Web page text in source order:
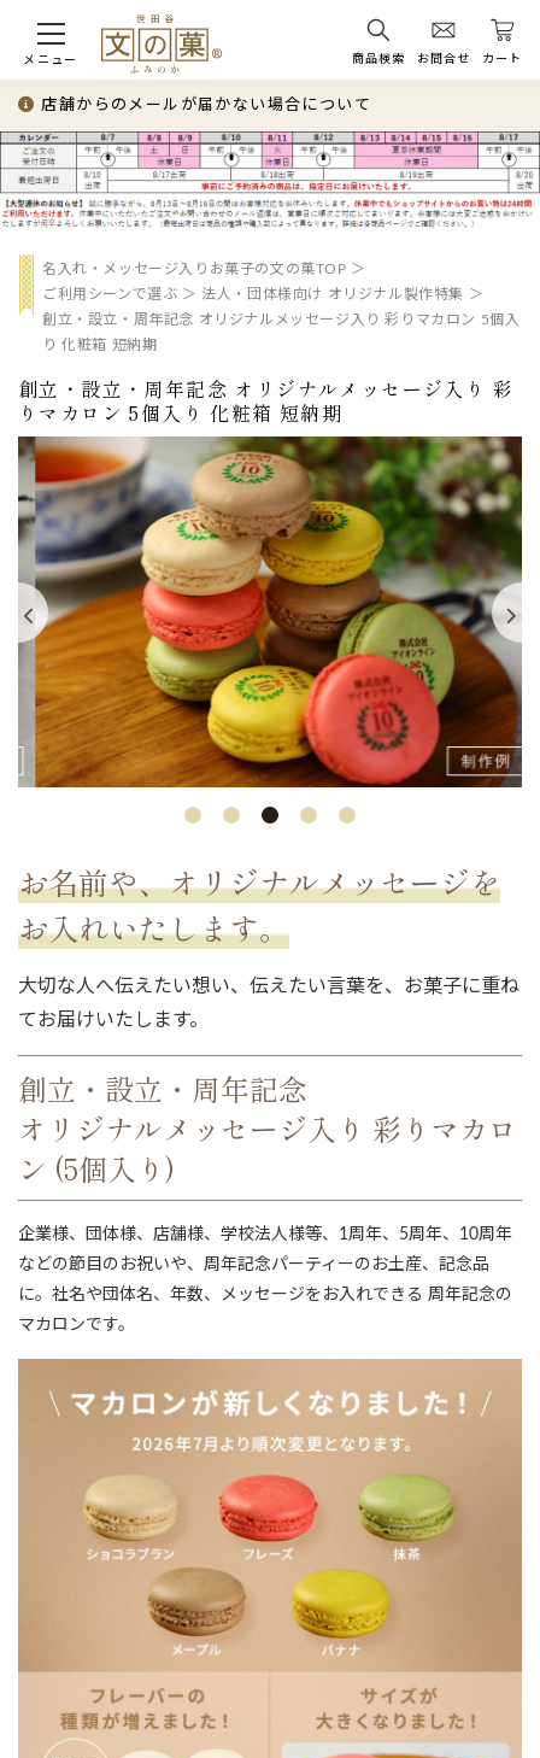
メニュー 商品検索 お問合せ カート
退職・異動の挨拶におすすめのお菓子ギ
フト5選
もらっ
店舗からのメールが届かない場合について
名入れ・メッセージ入りお菓子の文の菓TOP
ご利用シーンで選ぶ
法人・団体様向け オリジナル製作特集
創立・設立・周年記念 オリジナルメッセージ入り 彩りマカロン 5個入
り 化粧箱 短納期
創立・設立・周年記念 オリジナルメッセージ入り 彩
りマカロン 5個入り 化粧箱 短納期
お名前や、オリジナルメッセージを
お入れいたします。
大切な人へ伝えたい想い、伝えたい言葉を、お菓子に重ね
てお届けいたします。
創立・設立・周年記念
オリジナルメッセージ入り 彩りマカロ
ン (5個入り)
企業様、団体様、店舗様、学校法人様等、1周年、5周年、10周年
などの節目のお祝いや、周年記念パーティーのお土産、記念品
に。社名や団体名、年数、メッセージをお入れできる 周年記念の
マカロンです。